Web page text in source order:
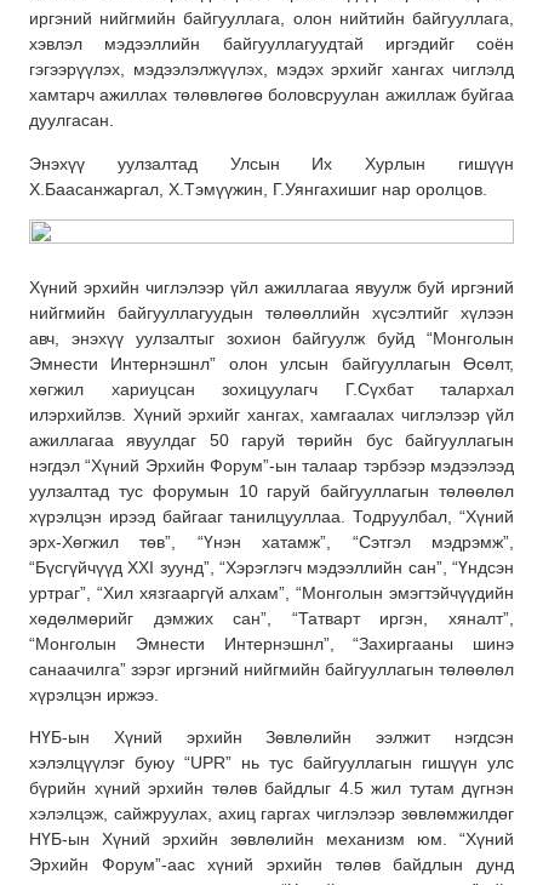
иргэний нийгмийн байгууллага, олон нийтийн байгууллага,
хэвлэл мэдээллийн байгууллагуудтай иргэдийг соён
гэгээрүүлэх, мэдээлэлжүүлэх, мэдэх эрхийг хангах чиглэлд
хамтарч ажиллах төлөвлөгөө боловсруулан ажиллаж буйгаа
дуулгасан.
Энэхүү уулзалтад Улсын Их Хурлын гишүүн
Х.Баасанжаргал, Х.Тэмүүжин, Г.Уянгахишиг нар оролцов.
Хүний эрхийн чиглэлээр үйл ажиллагаа явуулж буй иргэний
нийгмийн байгууллагуудын төлөөллийн хүсэлтийг хүлээн
авч, энэхүү уулзалтыг зохион байгуулж буйд “Монголын
Эмнести Интернэшнл” олон улсын байгууллагын Өсөлт,
хөгжил хариуцсан зохицуулагч Г.Сүхбат талархал
илэрхийлэв. Хүний эрхийг хангах, хамгаалах чиглэлээр үйл
ажиллагаа явуулдаг 50 гаруй төрийн бус байгууллагын
нэгдэл “Хүний Эрхийн Форум”-ын талаар тэрбээр мэдээлээд
уулзалтад тус форумын 10 гаруй байгууллагын төлөөлөл
хүрэлцэн ирээд байгааг танилцууллаа. Тодруулбал, “Хүний
эрх-Хөгжил төв”, “Үнэн хатамж”, “Сэтгэл мэдрэмж”,
“Бүсгүйчүүд XXI зуунд”, “Хэрэглэгч мэдээллийн сан”, “Үндсэн
уртраг”, “Хил хязгааргүй алхам”, “Монголын эмэгтэйчүүдийн
хөдөлмөрийг дэмжих сан”, “Татварт иргэн, хяналт”,
“Монголын Эмнести Интернэшнл”, “Захиргааны шинэ
санаачилга” зэрэг иргэний нийгмийн байгууллагын төлөөлөл
хүрэлцэн иржээ.
НҮБ-ын Хүний эрхийн Зөвлөлийн ээлжит нэгдсэн
хэлэлцүүлэг буюу “UPR” нь тус байгууллагын гишүүн улс
бүрийн хүний эрхийн төлөв байдлыг 4.5 жил тутам дүгнэн
хэлэлцэж, сайжруулах, ахиц гаргах чиглэлээр зөвлөмжилдөг
НҮБ-ын Хүний эрхийн зөвлөлийн механизм юм. “Хүний
Эрхийн Форум”-аас хүний эрхийн төлөв байдлын дунд